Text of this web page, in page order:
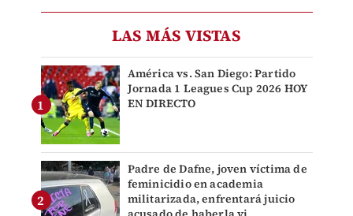
LAS MÁS VISTAS
América vs. San Diego: Partido
Jornada 1 Leagues Cup 2026 HOY
EN DIRECTO
Padre de Dafne, joven víctima de
feminicidio en academia
militarizada, enfrentará juicio